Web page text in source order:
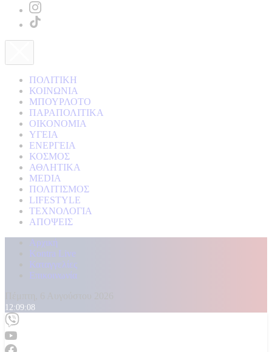
ΠΟΛΙΤΙΚΗ
ΚΟΙΝΩΝΙΑ
ΜΠΟΥΡΛΟΤΟ
ΠΑΡΑΠΟΛΙΤΙΚΑ
ΟΙΚΟΝΟΜΙΑ
ΥΓΕΙΑ
ΕΝΕΡΓΕΙΑ
ΚΟΣΜΟΣ
ΑΘΛΗΤΙΚΑ
MEDIA
ΠΟΛΙΤΙΣΜΟΣ
LIFESTYLE
ΤΕΧΝΟΛΟΓΙΑ
ΑΠΟΨΕΙΣ
Αρχική
Kontra Live
Καταγγελίες
Επικοινωνία
12:09:11